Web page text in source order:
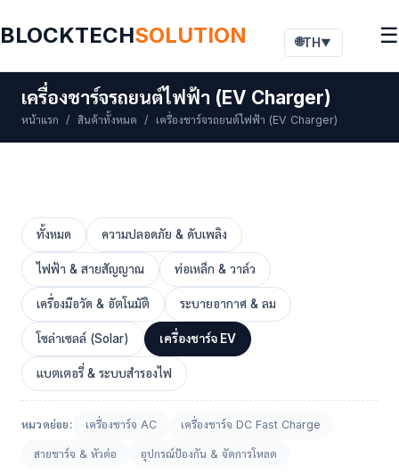
BLOCKTECHSOLUTION 🌐TH ▼ ☰
เครื่องชาร์จรถยนต์ไฟฟ้า (EV Charger)
หน้าแรก / สินค้าทั้งหมด / เครื่องชาร์จรถยนต์ไฟฟ้า (EV Charger)
ทั้งหมด ความปลอดภัย & ดับเพลิง
ไฟฟ้า & สายสัญญาณ ท่อเหล็ก & วาล์ว
เครื่องมือวัด & อัตโนมัติ ระบายอากาศ & ลม
โซล่าเซลล์ (Solar) เครื่องชาร์จ EV
เครื่องชาร์จ AC เครื่องชาร์จ DC Fast Charge
สายชาร์จ & หัวต่อ อุปกรณ์ป้องกัน & จัดการโหลด
แบตเตอรี่ & ระบบสำรองไฟ